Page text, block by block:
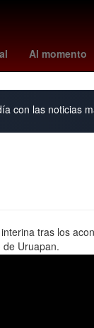
Al momento
arsenal vs
con las noticias
tras los
Uruapan.